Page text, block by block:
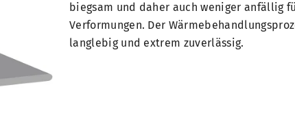
biegsam und daher auch weniger anfällig
Verformungen. Der
langlebig und extrem zuverlässig.